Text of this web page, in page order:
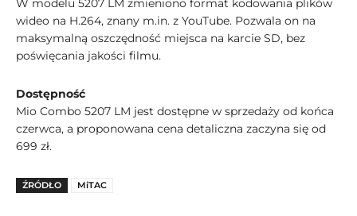
W modelu 5207 LM zmieniono format kodowania plików
wideo na H.264, znany m.in. z YouTube. Pozwala on na
maksymalną oszczędność miejsca na karcie SD, bez
poświęcania jakości filmu.
Dostępność
Mio Combo 5207 LM jest dostępne w sprzedaży od końca
czerwca, a proponowana cena detaliczna zaczyna się od
699 zł.
ŹRÓDŁO MiTAC